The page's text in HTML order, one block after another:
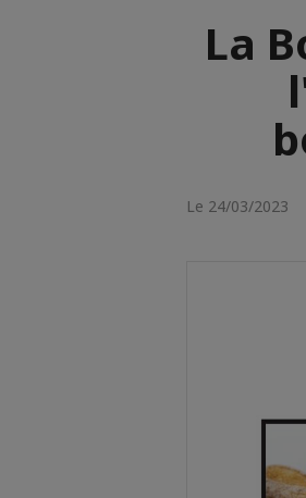
La
Le 24/03/2023